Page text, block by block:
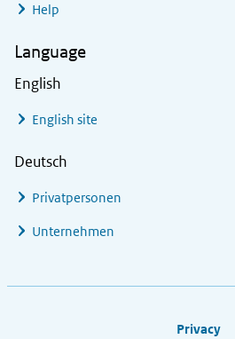
Help
Language
English
English site
Deutsch
Privatpersonen
Unternehmen
Privacy